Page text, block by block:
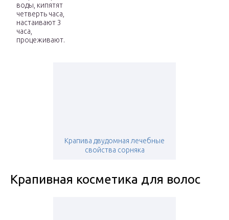
воды, кипятят
четверть часа,
настаивают 3
часа,
процеживают.
Крапива двудомная лечебные
свойства сорняка
Крапивная косметика для волос